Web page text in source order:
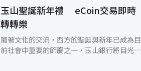
玉山聖誕新年禮 eCoin交易即時
轉轉樂
隨著文化的交流，西方的聖誕與新年已成為目
前社會中重要的節慶之一，玉山銀行將目光對